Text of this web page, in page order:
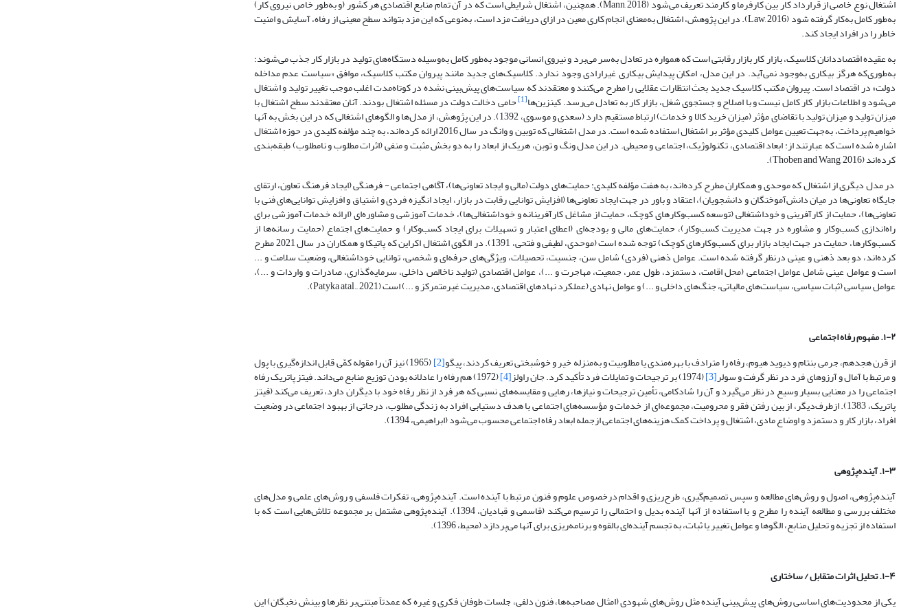
اشتغال نوع خاصی از قرارداد کار بین کارفرما و کارمند تعریف می‌شود (Mann, 2018). همچنین، اشتغال شرایطی است که در آن تمام منابع اقتصادی هر کشور (و به‌طور خاص نیروی کار)
به‌طور کامل به‌کار گرفته شود (Law, 2016). در این پژوهش، اشتغال به‌معنای انجام کاری معین در ازای دریافت مزد است، به‌نوعی که این مزد بتواند سطح معینی از رفاه، آسایش و امنیت
خاطر را در افراد ایجاد کند.
به عقیده اقتصاددانان کلاسیک، بازار کار بازار رقابتی است که همواره در تعادل به‌سر می‌برد و نیروی انسانی موجود به‌طور کامل به‌وسیله دستگاه‌های تولید در بازار کار جذب می‌شوند؛
به‌طوری‌که هرگز بیکاری به‌وجود نمی‌آید. در این مدل، امکان پیدایش بیکاری غیر‌ارادی وجود ندارد. کلاسیک‌های جدید مانند پیروان مکتب کلاسیک‌، موافق «سیاست عدم مداخله
دولت» در اقتصاد است. پیروان مکتب کلاسیک جدید بحث انتظارات عقلایی را مطرح می‌کنند و معتقدند که سیاست‌های پیش‌بینی نشده در کوتاه‌مدت اغلب موجب تغییر تولید و اشتغال
می‌شود و اطلاعات بازار کار کامل نیست و با اصلاح و جستجوی شغل، بازار کار به تعادل می‌رسد. کینزین‌ها[1] حامی دخالت دولت در مسئله اشتغال بودند. آنان معتقدند سطح اشتغال با
میزان تولید و میزان تولید با تقاضای مؤثر (میزان خرید کالا و خدمات) ارتباط مستقیم دارد (سعدی و موسوی، 1392). در این پژوهش، از مدل‌ها و الگوهای اشتغالی که در این بخش به آنها
خواهیم پرداخت، به‌جهت تعیین عوامل کلیدی مؤثر بر اشتغال استفاده شده‌ است. در مدل اشتغالی که توبین و وانگ در سال 2016 ارائه کرده‌اند، به چند مؤلفه کلیدی در حوزه اشتغال
اشاره شده‌ است که عبارتند از: ابعاد اقتصادی، تکنولوژیک، اجتماعی و محیطی. در این مدل ونگ و توبن، هریک از ابعاد را به دو بخش مثبت و منفی (اثرات مطلوب و نامطلوب) طبقه‌بندی
کرده‌اند (Thoben and Wang, 2016).
در مدل دیگری از اشتغال که موحدی و همکاران مطرح کرده‌اند، به هفت مؤلفه کلیدی: حمایت‌های دولت (مالی و ایجاد تعاونی‌ها)، آگاهی اجتماعی - فرهنگی (ایجاد فرهنگ تعاون، ارتقای
جایگاه تعاونی‌ها در میان دانش‌آموختگان و دانشجویان)، اعتقاد و باور در جهت ایجاد تعاونی‌ها (افزایش توانایی رقابت در بازار، ایجاد انگیزه فردی و اشتیاق و افزایش توانایی‌های فنی با
تعاونی‌ها)، حمایت از کارآفرینی و خوداشتغالی (توسعه کسب‌وکارهای کوچک، حمایت از مشاغل کارآفرینانه و خوداشتغالی‌ها)، خدمات آموزشی و مشاوره‌ای (ارائه خدمات آموزشی برای
راه‌اندازی کسب‌و‌کار و مشاوره در جهت مدیریت کسب‌و‌کار)، حمایت‌های مالی و بودجه‌ای (اعطای اعتبار و تسهیلات برای ایجاد کسب‌و‌کار) و حمایت‌های اجتماع (حمایت رسانه‌ها از
کسب‌و‌کارها، حمایت در جهت ایجاد بازار برای کسب‌و‌کارهای کوچک) توجه شده‌ است (موحدی، لطیفی و فتحی، 1391). در الگوی اشتغال اکراین که پاتیکا و همکاران در سال 2021 مطرح
کرده‌اند، دو بعد ذهنی و عینی درنظر گرفته شده‌ است. عوامل ذهنی (فردی) شامل سن، جنسیت، تحصیلات، ویژگی‌های حرفه‌ای و شخصی، توانایی خوداشتغالی، وضعیت سلامت و ...
است و عوامل عینی شامل عوامل اجتماعی (محل اقامت، دستمزد، طول عمر، جمعیت، مهاجرت و ...)، عوامل اقتصادی (تولید ناخالص داخلی، سرمایه‌گذاری، صادرات و واردات و ...)،
عوامل سیاسی (ثبات سیاسی، سیاست‌های مالیاتی، جنگ‌های داخلی و ...) و عوامل نهادی (عملکرد نهادهای اقتصادی، مدیریت غیرمتمرکز و ...) است (Patyka atal., 2021).
۱-۲. مفهوم رفاه اجتماعی
از قرن هجدهم، جرمی بنتام و دیوید هیوم، رفاه را مترادف با بهره‌مندی یا مطلوبیت و به‌منزله خیر و خوشبختی تعریف کردند، پیگو[2] (1965) نیز آن را مقوله کمّی قابل اندازه‌گیری با پول
و مرتبط با آمال و آرزوهای فرد در نظر گرفت و سولر[3] (1974) بر ترجیحات و تمایلات فرد تأکید کرد. جان را‌ولز [4] (1972) هم رفاه را عادلانه بودن توزیع منابع می‌داند. فیتز پاتریک رفاه
اجتماعی را در معنایی بسیار وسیع در نظر می‌گیرد و آن را شادکامی، تأمین ترجیحات و نیازها، رهایی و مقایسه‌های نسبی که هر فرد از نظر رفاه خود با دیگران دارد، تعریف می‌کند (فیتز
پاتریک، 1383). ازطرف‌دیگر، از بین رفتن فقر و محرومیت، مجموعه‌ای از خدمات و مؤسسه‌های اجتماعی با هدف دستیابی افراد به زندگی مطلوب، درجاتی از بهبود اجتماعی در وضعیت
افراد، بازار کار و دستمزد و اوضاع مادی، اشتغال و پرداخت کمک هزینه‌های اجتماعی از‌جمله ابعاد رفاه اجتماعی محسوب‌ می‌شود (ابراهیمی، 1394).
۱-۳. آینده
پژوهی
آینده‌پژوهی، اصول و روش‌های مطالعه و سپس تصمیم‌گیری، طرح‌ریزی و اقدام درخصوص علوم و فنون مرتبط با آینده است. آینده‌پژوهی، تفکرات فلسفی و روش‌های علمی و مدل‌های
مختلف بررسی و مطالعه آینده را مطرح و با استفاده از آنها آینده بدیل و احتمالی را ترسیم می‌کند (قاسمی و قبادیان، 1394). آینده‌پژوهی مشتمل بر مجموعه تلاش‌هایی است که با
استفاده از تجزیه و تحلیل منابع، الگوها و عوامل تغییر یا ثبات، به تجسم آینده‌‌ای بالقوه و برنامه‌ریزی برای آنها می‌پردازد (محیط، 1396).
۱-۴. تحلیل اثرات متقابل / ساختاری
یکی از محدودیت‌های اساسی روش‌های پیش‌بینی آینده مثل روش‌های شهودی (امثال مصاحبه‌ها، فنون دلفی، جلسات طوفان فکری و غیره که عمدتاً مبتنی‌بر نظرها و بینش نخبگان) این